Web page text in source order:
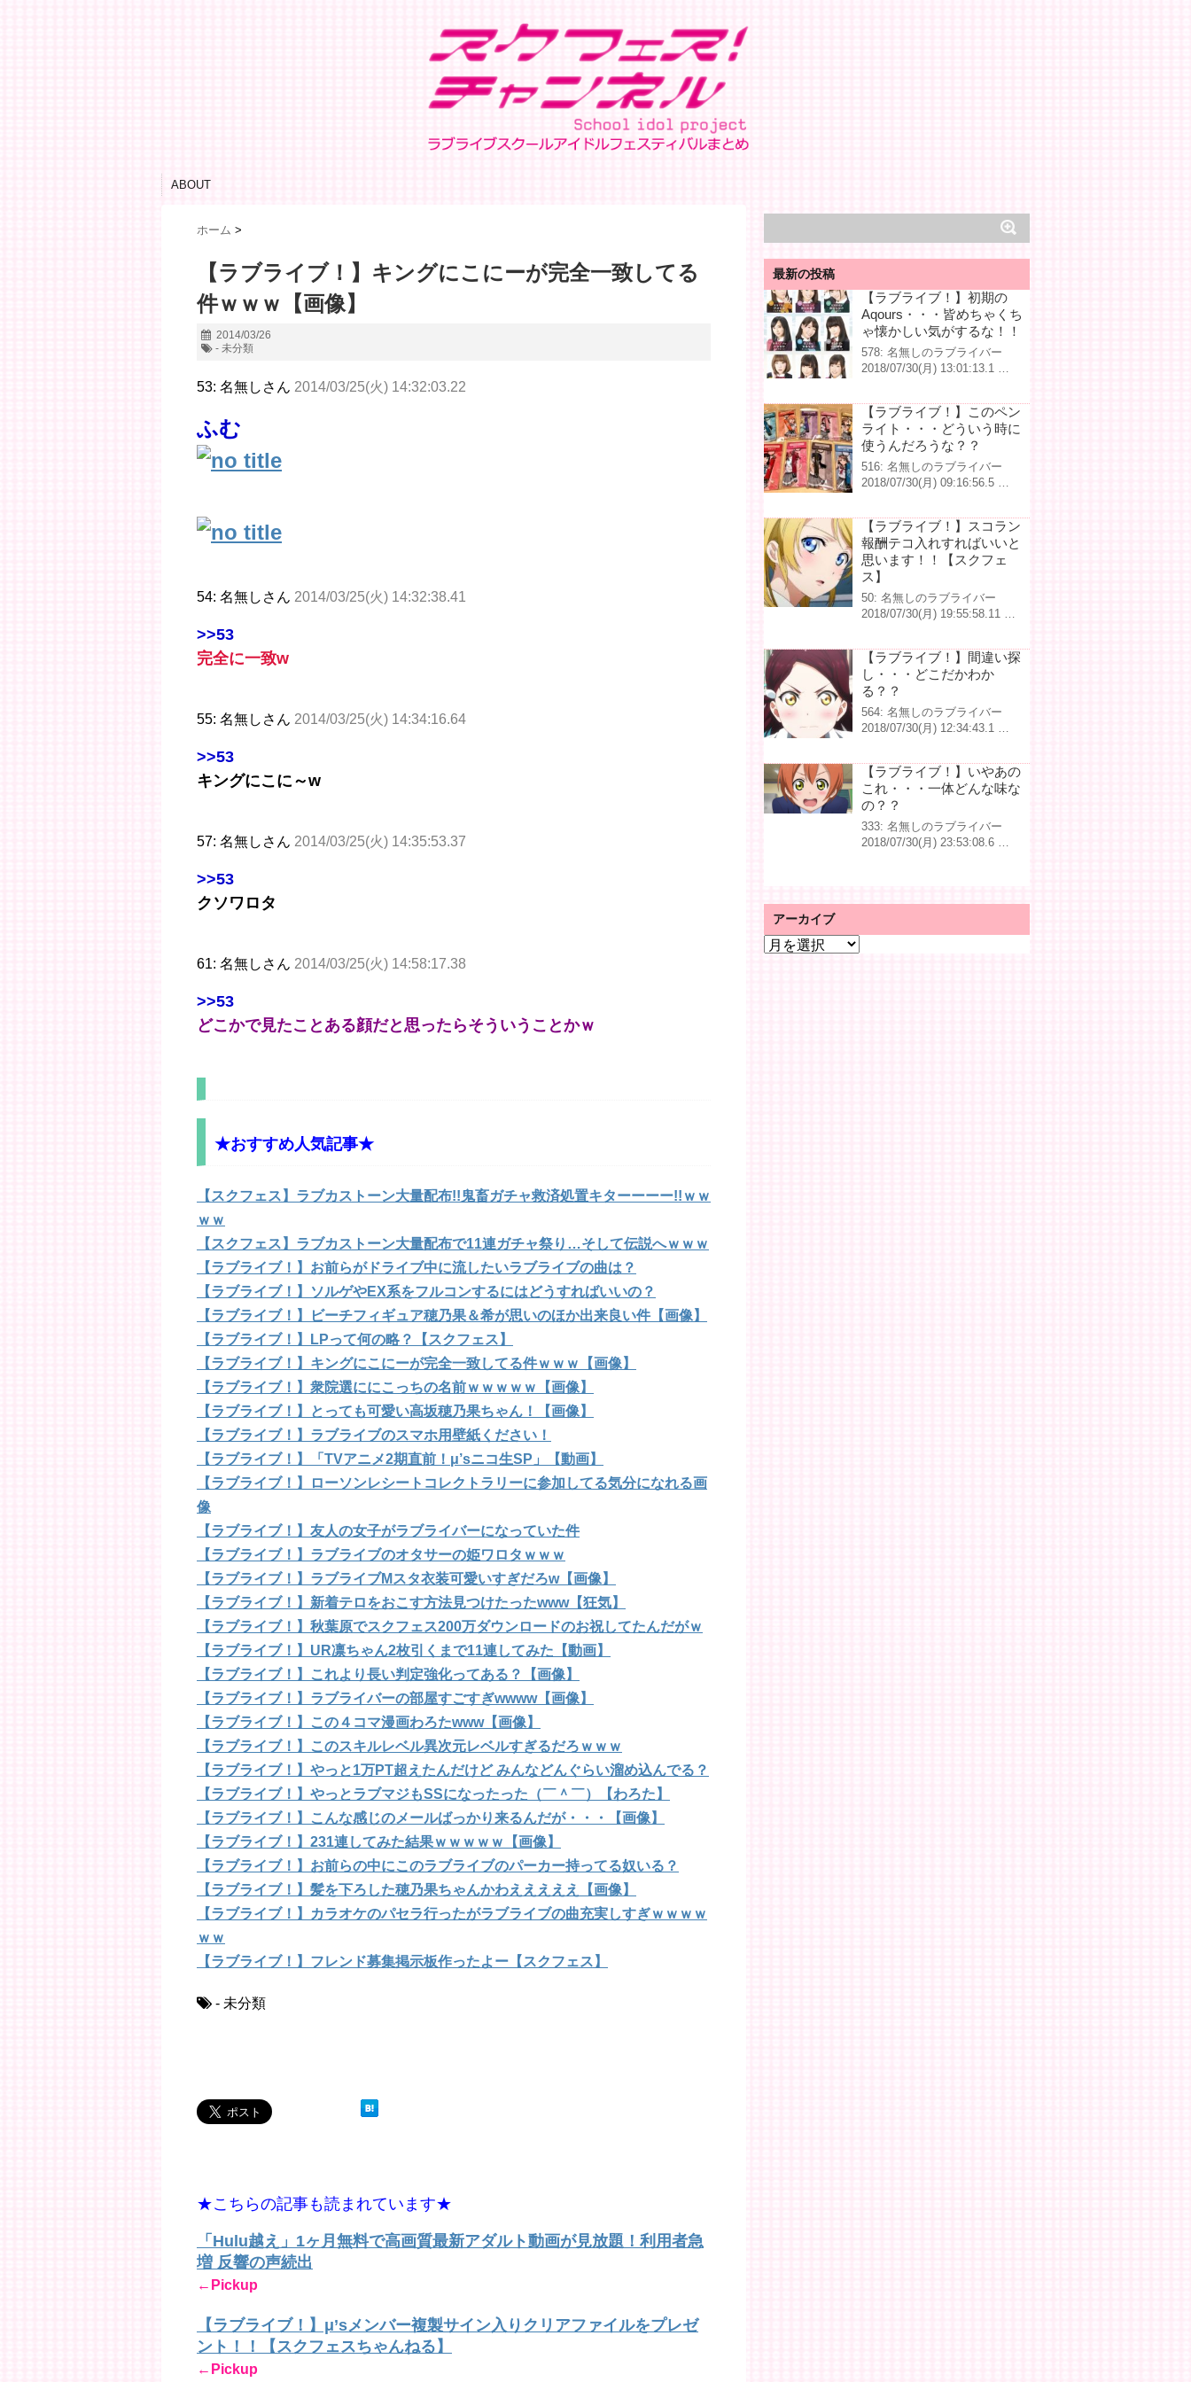
ABOUT
ホーム >
【ラブライブ！】キングにこにーが完全一致してる
件ｗｗｗ【画像】
2014/03/26
- 未分類
53: 名無しさん 2014/03/25(火) 14:32:03.22
ふむ
54: 名無しさん 2014/03/25(火) 14:32:38.41
>>53
完全に一致w
55: 名無しさん 2014/03/25(火) 14:34:16.64
>>53
キングにこに～w
57: 名無しさん 2014/03/25(火) 14:35:53.37
>>53
クソワロタ
61: 名無しさん 2014/03/25(火) 14:58:17.38
>>53
どこかで見たことある顔だと思ったらそういうことかｗ
★おすすめ人気記事★
【スクフェス】ラブカストーン大量配布!!鬼畜ガチャ救済処置キターーーー!!ｗｗ
ｗｗ
【スクフェス】ラブカストーン大量配布で11連ガチャ祭り…そして伝説へｗｗｗ
【ラブライブ！】お前らがドライブ中に流したいラブライブの曲は？
【ラブライブ！】ソルゲやEX系をフルコンするにはどうすればいいの？
【ラブライブ！】ビーチフィギュア穂乃果＆希が思いのほか出来良い件【画像】
【ラブライブ！】LPって何の略？【スクフェス】
【ラブライブ！】キングにこにーが完全一致してる件ｗｗｗ【画像】
【ラブライブ！】衆院選ににこっちの名前ｗｗｗｗｗ【画像】
【ラブライブ！】とっても可愛い高坂穂乃果ちゃん！【画像】
【ラブライブ！】ラブライブのスマホ用壁紙ください！
【ラブライブ！】「TVアニメ2期直前！μ’sニコ生SP」【動画】
【ラブライブ！】ローソンレシートコレクトラリーに参加してる気分になれる画
像
【ラブライブ！】友人の女子がラブライバーになっていた件
【ラブライブ！】ラブライブのオタサーの姫ワロタｗｗｗ
【ラブライブ！】ラブライブMスタ衣装可愛いすぎだろw【画像】
【ラブライブ！】新着テロをおこす方法見つけたったwww【狂気】
【ラブライブ！】秋葉原でスクフェス200万ダウンロードのお祝してたんだがｗ
【ラブライブ！】UR凛ちゃん2枚引くまで11連してみた【動画】
【ラブライブ！】これより長い判定強化ってある？【画像】
【ラブライブ！】ラブライバーの部屋すごすぎwwww【画像】
【ラブライブ！】この４コマ漫画わろたwww【画像】
【ラブライブ！】このスキルレベル異次元レベルすぎるだろｗｗｗ
【ラブライブ！】やっと1万PT超えたんだけど みんなどんぐらい溜め込んでる？
【ラブライブ！】やっとラブマジもSSになったった（￣＾￣）【わろた】
【ラブライブ！】こんな感じのメールばっかり来るんだが・・・【画像】
【ラブライブ！】231連してみた結果ｗｗｗｗｗ【画像】
【ラブライブ！】お前らの中にこのラブライブのパーカー持ってる奴いる？
【ラブライブ！】髪を下ろした穂乃果ちゃんかわえええええ【画像】
【ラブライブ！】カラオケのパセラ行ったがラブライブの曲充実しすぎｗｗｗｗ
ｗｗ
【ラブライブ！】フレンド募集掲示板作ったよー【スクフェス】
- 未分類
★こちらの記事も読まれています★
「Hulu越え」1ヶ月無料で高画質最新アダルト動画が見放題！利用者急
増 反響の声続出
←Pickup
【ラブライブ！】μ’sメンバー複製サイン入りクリアファイルをプレゼ
ント！！【スクフェスちゃんねる】
←Pickup
最新の投稿
【ラブライブ！】初期の
Aqours・・・皆めちゃくち
ゃ懐かしい気がするな！！
578: 名無しのラブライバー
2018/07/30(月) 13:01:13.1 …
【ラブライブ！】このペン
ライト・・・どういう時に
使うんだろうな？？
516: 名無しのラブライバー
2018/07/30(月) 09:16:56.5 …
【ラブライブ！】スコラン
報酬テコ入れすればいいと
思います！！【スクフェ
ス】
50: 名無しのラブライバー
2018/07/30(月) 19:55:58.11 …
【ラブライブ！】間違い探
し・・・どこだかわか
る？？
564: 名無しのラブライバー
2018/07/30(月) 12:34:43.1 …
【ラブライブ！】いやあの
これ・・・一体どんな味な
の？？
333: 名無しのラブライバー
2018/07/30(月) 23:53:08.6 …
アーカイブ
ア